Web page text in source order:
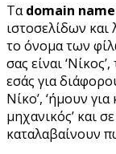
Ταdomain
ιστοσελίδων
το όνομα των
σας είναι
εσάς για
Νίκο’, ‘ήμουν για
μηχανικός’ και
καταλαβαίνουν